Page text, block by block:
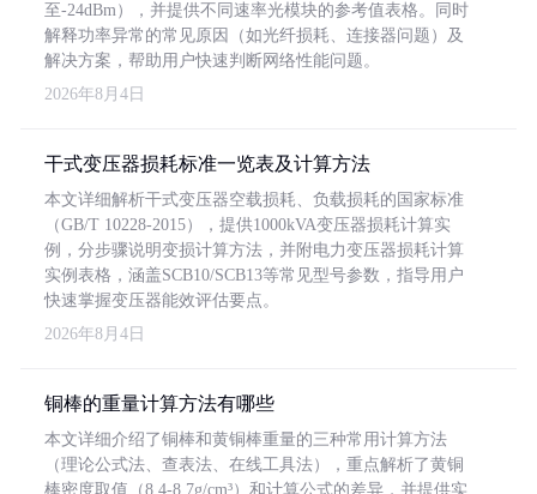
至-24dBm），并提供不同速率光模块的参考值表格。同时
解释功率异常的常见原因（如光纤损耗、连接器问题）及
解决方案，帮助用户快速判断网络性能问题。
2026年8月4日
干式变压器损耗标准一览表及计算方法
本文详细解析干式变压器空载损耗、负载损耗的国家标准
（GB/T 10228-2015），提供1000kVA变压器损耗计算实
例，分步骤说明变损计算方法，并附电力变压器损耗计算
实例表格，涵盖SCB10/SCB13等常见型号参数，指导用户
快速掌握变压器能效评估要点。
2026年8月4日
铜棒的重量计算方法有哪些
本文详细介绍了铜棒和黄铜棒重量的三种常用计算方法
（理论公式法、查表法、在线工具法），重点解析了黄铜
棒密度取值（8.4-8.7g/cm³）和计算公式的差异，并提供实